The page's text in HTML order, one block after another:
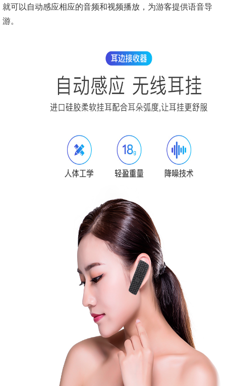
就可以自动感应相应的音频和视频播放，为游客提供语音导
游。